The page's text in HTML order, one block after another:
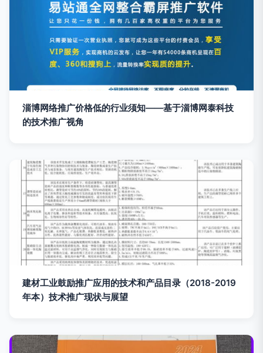
淄博网络推广价格低的行业须知——基于淄博网泰科技
的技术推广视角
建材工业鼓励推广应用的技术和产品目录（2018-2019
年本）技术推广现状与展望